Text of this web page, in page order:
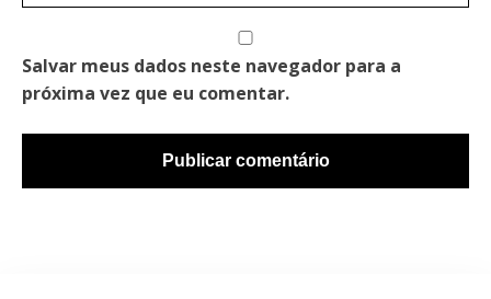
Salvar meus dados neste navegador para a
próxima vez que eu comentar.